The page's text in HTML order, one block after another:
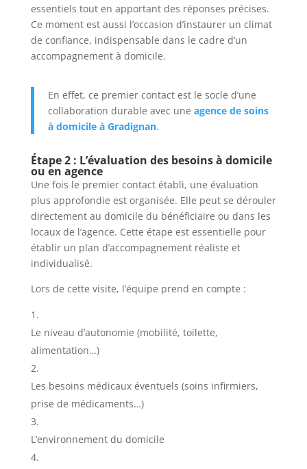
essentiels tout en apportant des réponses précises.
Ce moment est aussi l’occasion d’instaurer un climat
de confiance, indispensable dans le cadre d’un
accompagnement à domicile.
En effet, ce premier contact est le socle d’une
collaboration durable avec une agence de soins
à domicile à Gradignan.
Étape 2 : L’évaluation des besoins à domicile
ou en agence
Une fois le premier contact établi, une évaluation
plus approfondie est organisée. Elle peut se dérouler
directement au domicile du bénéficiaire ou dans les
locaux de l’agence. Cette étape est essentielle pour
établir un plan d’accompagnement réaliste et
individualisé.
Lors de cette visite, l’équipe prend en compte :
Le niveau d’autonomie (mobilité, toilette,
alimentation…)
Les besoins médicaux éventuels (soins infirmiers,
prise de médicaments…)
L’environnement du domicile